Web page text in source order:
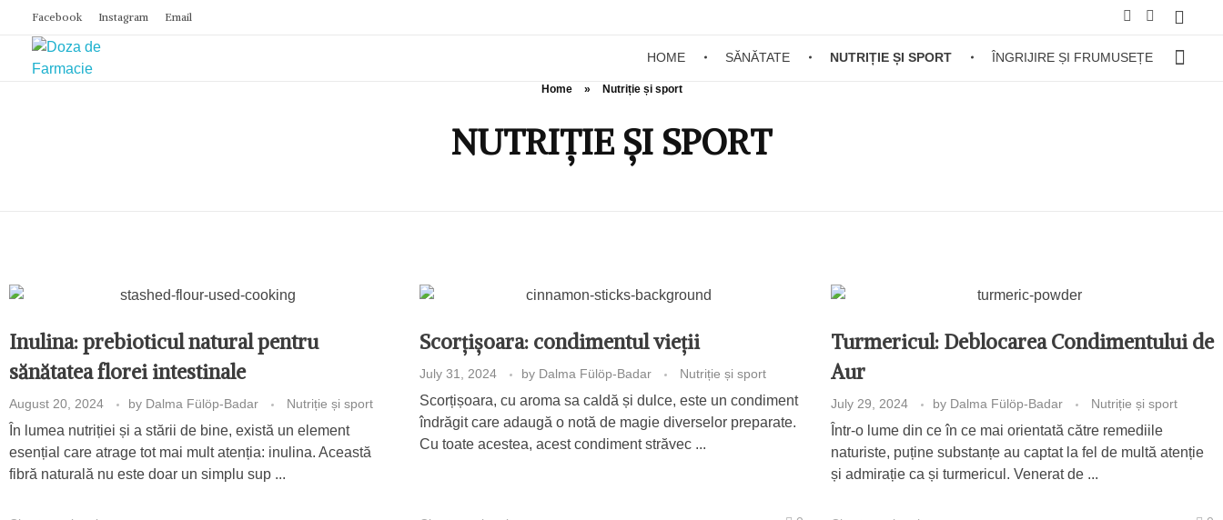
Facebook Instagram Email
HOME SĂNĂTATE NUTRIȚIE ȘI SPORT ÎNGRIJIRE ȘI FRUMUSEȚE
Home » Nutriție și sport
NUTRIȚIE ȘI SPORT
Inulina: prebioticul natural pentru
sănătatea florei intestinale
August 20, 2024 by Dalma Fülöp-Badar Nutriție și sport
În lumea nutriției și a stării de bine, există un element
esențial care atrage tot mai mult atenția: inulina. Această
fibră naturală nu este doar un simplu sup ...
Scorțișoara: condimentul vieții
July 31, 2024 by Dalma Fülöp-Badar Nutriție și sport
Scorțișoara, cu aroma sa caldă și dulce, este un condiment
îndrăgit care adaugă o notă de magie diverselor preparate.
Cu toate acestea, acest condiment străvec ...
Turmericul: Deblocarea Condimentului de
Aur
July 29, 2024 by Dalma Fülöp-Badar Nutriție și sport
Într-o lume din ce în ce mai orientată către remediile
naturiste, puține substanțe au captat la fel de multă atenție
și admirație ca și turmericul. Venerat de ...